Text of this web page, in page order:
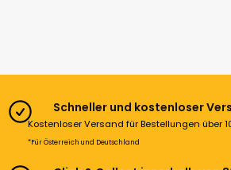
Schneller und kostenloser
Kostenloser Versand für Bestellungen über
*Für Österreich und Deutschland